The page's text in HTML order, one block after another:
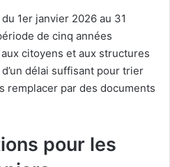
1er janvier 2026 au 31
de cinq années
citoyens et aux structures
délai suffisant pour trier
remplacer par des documents
pour les